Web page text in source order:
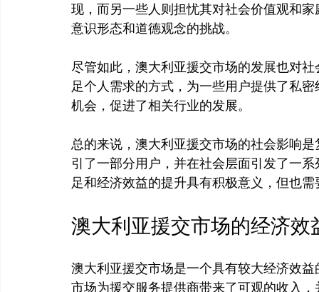
现，而另一些人则担忧其对社会价值观和
意识形态和道德观念的挑战。
尽管如此，澳大利亚援交市场的发展也对
足个人需求的方式，为一些用户提供了私
机会，促进了相关行业的发展。
总的来说，澳大利亚援交市场的社会影响
引了一部分用户，并在社会层面引发了一
澳大利亚援交市场的经济效
澳大利亚援交市场是一个具有较大经济效
市场为援交服务提供商带来了可观的收入